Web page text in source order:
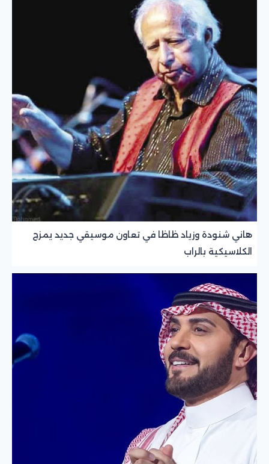
هاني شنودة وزياد ظاظا في تعاون موسيقي جديد يمزج
الكلاسيكية بالراب